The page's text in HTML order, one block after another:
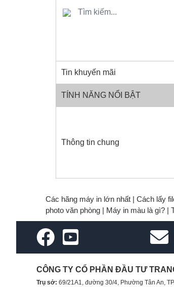
Tin khuyến mãi
TÍNH NĂNG NỔI BẬT
Thông tin chung
Các hãng máy in lớn nhất | Cách lấy
photo văn phòng | Máy in màu là gì? |
CÔNG TY CỔ PHẦN ĐẦU TƯ
Trụ sở: 69/21A1, đường 30/4, Phường Tân An,